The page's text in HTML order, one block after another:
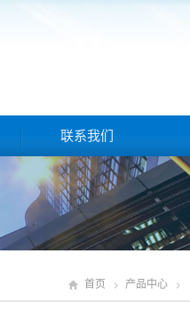
联系我们
首页 产品中心